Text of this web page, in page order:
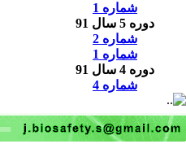
شماره 1
دوره 5 سال 91
شماره 2
شماره 1
دوره 4 سال 91
شماره 4